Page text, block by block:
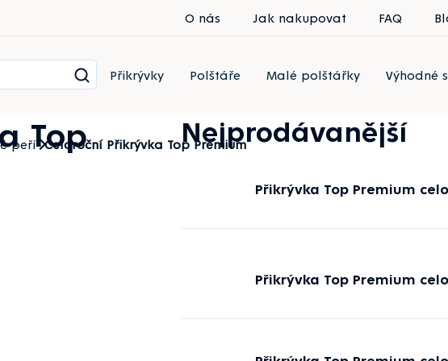
O nás Jak nakupovat FAQ
Přikrývky Polštáře Malé polštářky Výhodné
peří Celoroční Přikrývka Top Premium
Top
Nejprodávanější
Přikrývka Top Premium
Přikrývka Top Premium